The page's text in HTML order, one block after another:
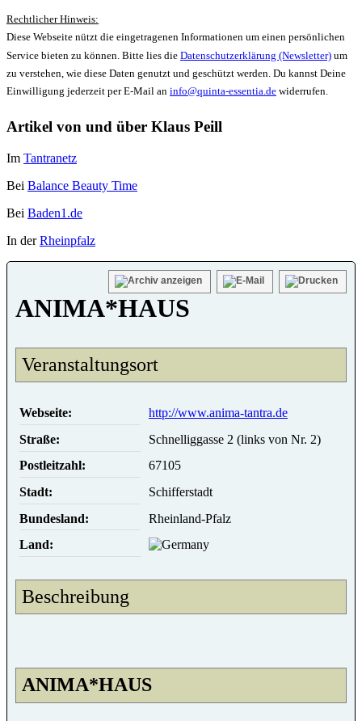
Rechtlicher Hinweis:
Diese Webseite nützt die eingetragenen Informationen um einen persönlichen
Service bieten zu können. Bitte lies die Datenschutzerklärung (Newsletter) um
zu verstehen, wie diese Daten genutzt und geschützt werden. Du kannst Deine
Einwilligung jederzeit per E-Mail an info@quinta-essentia.de widerrufen.
Artikel von und über Klaus Peill
Im Tantranetz
Bei Balance Beauty Time
Bei Baden1.de
In derRheinpfalz
ANIMA*HAUS
Veranstaltungsort
Webseite:
http://www.anima-tantra.de
Straße:
Schnelliggasse 2 (links von Nr. 2)
Postleitzahl:
67105
Stadt:
Schifferstadt
Bundesland:
Rheinland-Pfalz
Land:
Beschreibung
ANIMA*HAUS